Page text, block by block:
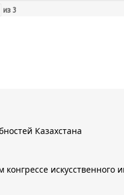
из 3
Казахстана
искусственного